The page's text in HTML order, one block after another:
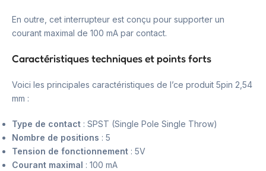
En outre, cet interrupteur est conçu pour supporter un
courant maximal de 100 mA par contact.
Caractéristiques techniques et points forts
Voici les principales caractéristiques de l’ce produit 5pin 2,54
mm :
Type de contact : SPST (Single Pole Single Throw)
Nombre de positions : 5
Tension de fonctionnement : 5V
Courant maximal : 100 mA